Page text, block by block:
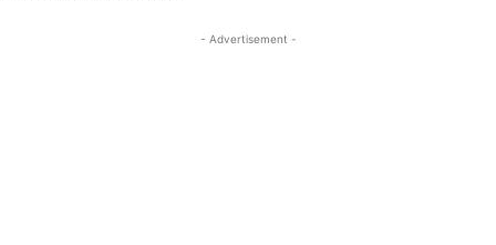
- Advertisement -